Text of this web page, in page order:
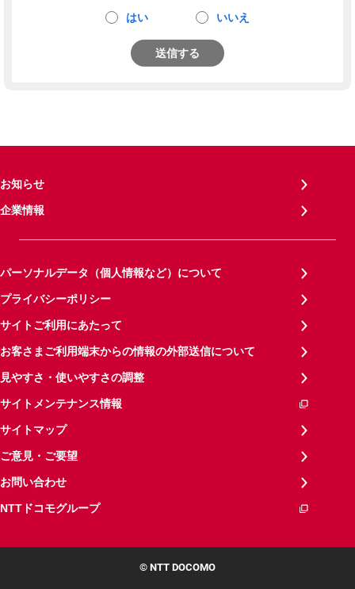
はい いいえ
送信する
お知らせ
企業情報
パーソナルデータ（個人情報など）について
プライバシーポリシー
サイトご利用にあたって
お客さまご利用端末からの情報の外部送信について
見やすさ・使いやすさの調整
サイトメンテナンス情報
サイトマップ
ご意見・ご要望
お問い合わせ
NTTドコモグループ
© NTT DOCOMO